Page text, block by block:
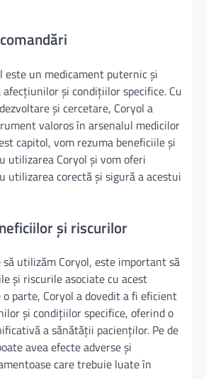
este un medicament puternic și
și condițiilor specifice. Cu
și cercetare, Coryol a
valoros în arsenalul medicilor
capitol, vom rezuma beneficiile și
utilizarea Coryol și vom oferi
utilizarea corectă și sigură a acestui
și riscurilor
utilizăm Coryol, este important să
și riscurile asociate cu acest
o parte, Coryol a dovedit a fi eficient
și condițiilor specifice, oferind o
a sănătății pacienților. Pe de
avea efecte adverse și
care trebuie luate în